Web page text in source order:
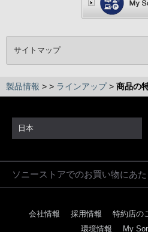
サイトマップ
製品情報 > > ラインアップ > 商品の
日本
ソニーストアでのお買い物にあた
会社情報 採用情報 特約店の
環境情報
My